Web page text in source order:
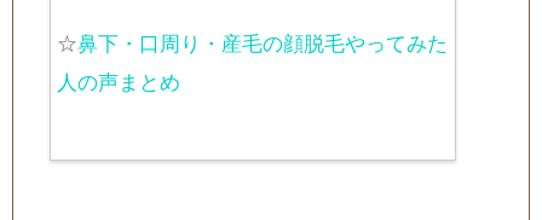
☆鼻下・口周り・産毛の顔脱毛やってみた
人の声まとめ